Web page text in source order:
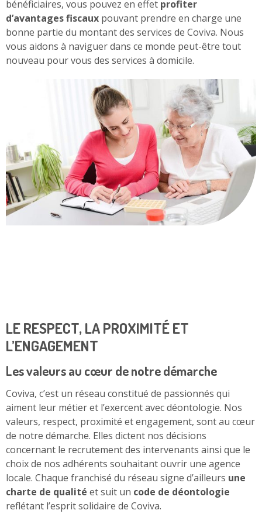
bénéficiaires, vous pouvez en effet profiter
d’avantages fiscaux pouvant prendre en charge une
bonne partie du montant des services de Coviva. Nous
vous aidons à naviguer dans ce monde peut-être tout
nouveau pour vous des services à domicile.
LE RESPECT, LA PROXIMITÉ ET
L’ENGAGEMENT
Les valeurs au cœur de notre démarche
Coviva, c’est un réseau constitué de passionnés qui
aiment leur métier et l’exercent avec déontologie. Nos
valeurs, respect, proximité et engagement, sont au cœur
de notre démarche. Elles dictent nos décisions
concernant le recrutement des intervenants ainsi que le
choix de nos adhérents souhaitant ouvrir une agence
locale. Chaque franchisé du réseau signe d’ailleurs une
charte de qualité et suit un code de déontologie
reflétant l’esprit solidaire de Coviva.